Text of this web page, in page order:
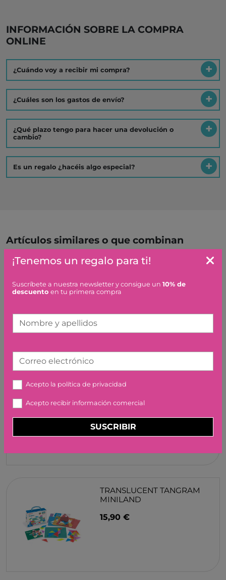
INFORMACIÓN SOBRE LA COMPRA
ONLINE
¿Cuándo voy a recibir mi compra?
¿Cuáles son los gastos de envío?
¿Qué plazo tengo para hacer una devolución o
cambio?
Es un regalo ¿hacéis algo especial?
Artículos similares o que combinan
EGMONT TOYS
24,45 €
OTRO CUENTO
12,90 €
TRANSLUCENT TANGRAM
MINILAND
15,90 €
¡Tenemos un regalo para ti!
Suscríbete a nuestra newsletter y consigue un 10% de
descuento en tu primera compra
Nombre y apellidos
Correo electrónico
Acepto la política de privacidad
Acepto recibir información comercial
SUSCRIBIR